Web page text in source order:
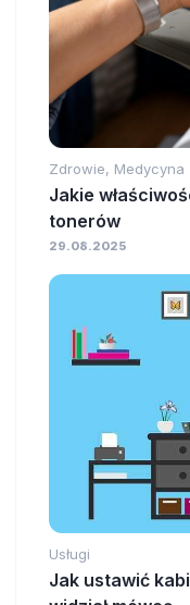
Zdrowie, Medycyna
Jakie
tonerów
29.08.2025
Usługi
Jak ustawić